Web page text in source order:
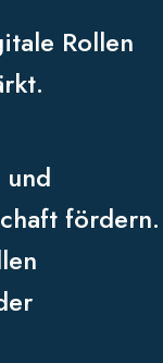
Rollen
fördern.